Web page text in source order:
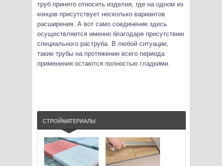
труб принято относить изделия, где на одном из
концов присутствует несколько вариантов
расширения. А вот само соединение здесь
осуществляется именно благодаря присутствию
специального раструба. В любой ситуации,
такие трубы на протяжении всего периода
применения остаются полностью гладкими.
СТРОЙМАТЕРИАЛЫ